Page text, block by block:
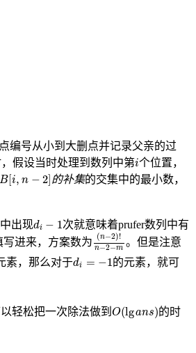
编号从小到大删点并记录父亲的过
假设当时处理到数列中第i
i个位置，
B[i, n − 2]
B[i, 的补集的交集中的最小数，
出现di − 1
di
次就意味着prufer数列中有
进来，方案数为
(n−2)!
n−2−m
(n−2)!n−2−m
。但是注意
素，那么对于di = −1
di
的元素，就可
轻松把一次除法做到 O(lgans)
O(lg
的时